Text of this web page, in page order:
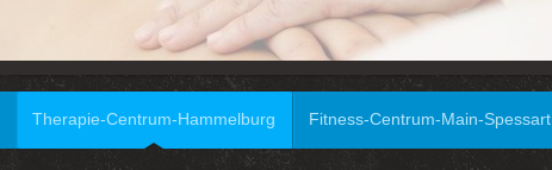
Therapie-Centrum-Hammelburg Fitness-Centrum-Main-Spessart